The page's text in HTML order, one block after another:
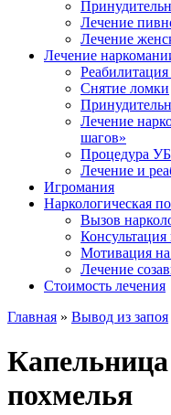
Лечение
Лечение
Лечение
Снятие ломки
Лечение
шагов»
Процедура
Лечение и
Игромания
Наркологическая
Вызов
Консультация
Мотивация на
Лечение
Стоимость лечения
Главная » Вывод из запоя
Капельница
похмелья